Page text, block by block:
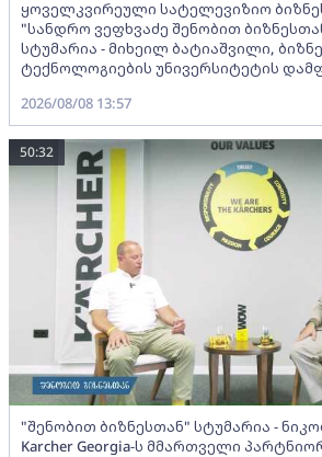
ყოველკვირეული სატელევიზიო
"სანდრო ვეფხვაძე შენობით
სტუმარია - მიხეილ ბატიაშვილი,
ტექნოლოგიების უნივერსიტეტის
2026/08/08 13:57
"შენობით ბიზნესთან" სტუმარია -
Karcher Georgia-ს მმართველი
50:32